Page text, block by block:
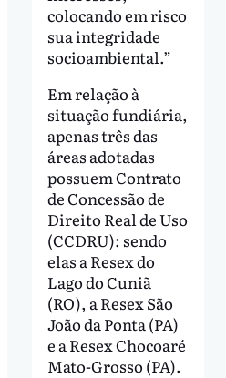
colocando em risco
sua integridade
socioambiental.”
Em relação à
situação fundiária,
apenas três das
áreas adotadas
possuem Contrato
de Concessão de
Direito Real de Uso
(CCDRU): sendo
elas a Resex do
Lago do Cuniã
(RO), a Resex São
João da Ponta (PA)
e a Resex Chocoaré
Mato-Grosso (PA).